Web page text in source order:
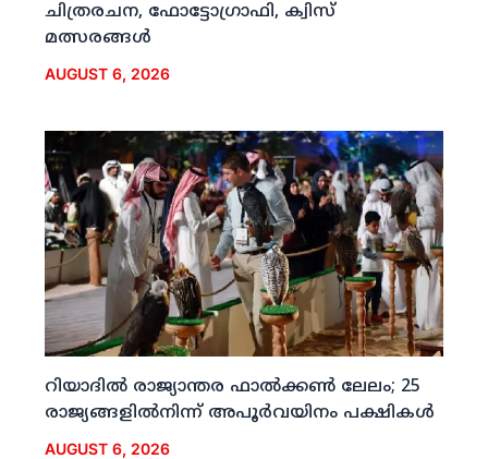
ചിത്രരചന, ഫോട്ടോഗ്രാഫി, ക്വിസ്
മത്സരങ്ങള്‍
AUGUST 6, 2026
റിയാദില്‍ രാജ്യാന്തര ഫാല്‍ക്കണ്‍ ലേലം; 25
രാജ്യങ്ങളില്‍നിന്ന് അപൂര്‍വയിനം പക്ഷികള്‍
AUGUST 6, 2026